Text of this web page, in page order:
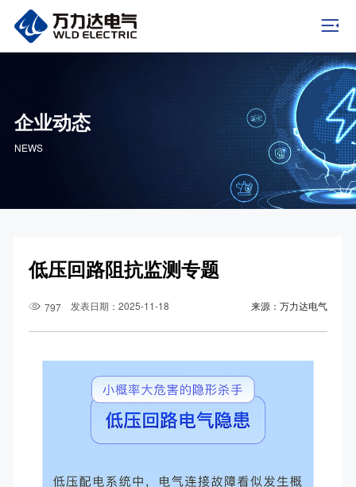
企业动态
NEWS
低压回路阻抗监测专题
797 发表日期：2025-11-18 来源：万力达电气